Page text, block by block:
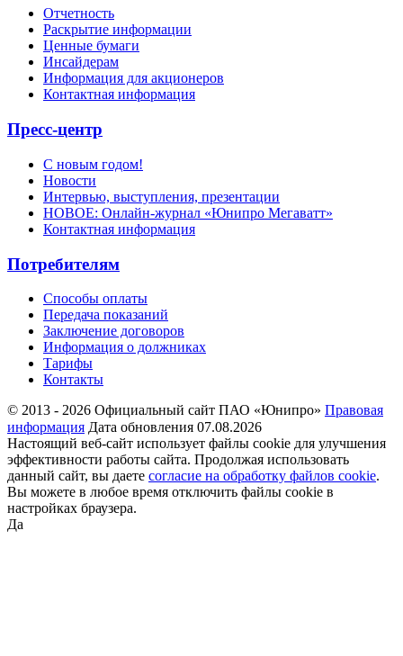
Отчетность
Раскрытие информации
Ценные бумаги
Инсайдерам
Информация для акционеров
Контактная информация
Пресс-центр
С новым годом!
Новости
Интервью, выступления, презентации
НОВОЕ: Онлайн-журнал «Юнипро Мегаватт»
Контактная информация
Потребителям
Способы оплаты
Передача показаний
Заключение договоров
Информация о должниках
Тарифы
Контакты
© 2013 - 2026 Официальный сайт ПАО «Юнипро» Правовая
информация Дата обновления 07.08.2026
Настоящий веб-сайт использует файлы cookie для улучшения
эффективности работы сайта. Продолжая использовать
данный сайт, вы даете согласие на обработку файлов cookie.
Вы можете в любое время отключить файлы cookie в
настройках браузера.
Да